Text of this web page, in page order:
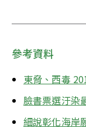
參考資料
東脅、西毒
臉書票選汙染
細說彰化海岸